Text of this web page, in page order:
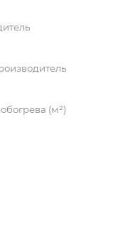
(м²)